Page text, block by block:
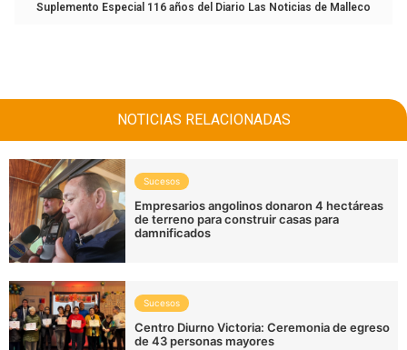
Suplemento Especial 116 años del Diario Las Noticias de Malleco
NOTICIAS RELACIONADAS
Sucesos
Empresarios angolinos donaron 4 hectáreas
de terreno para construir casas para
damnificados
Sucesos
Centro Diurno Victoria: Ceremonia de egreso
de 43 personas mayores